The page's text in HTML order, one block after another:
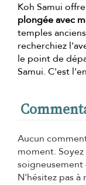
Koh Samui
plongéeavec
temples
recherchiez
le point de
Samui. C'est
Aucun
moment.
N'hésitez pas à